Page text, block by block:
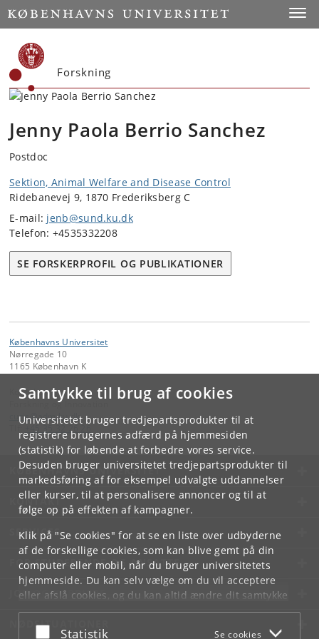
Samtykke til brug af cookies
Universitetet bruger tredjepartsprodukter til at
registrere brugernes adfærd på hjemmesiden
(statistik) for løbende at forbedre vores service.
Desuden bruger universitetet tredjepartsprodukter til
markedsføring af for eksempel udvalgte uddannelser
eller kurser, til at personalisere annoncer og til at
følge op på effekten af kampagner.
Klik på "Se cookies" for at se en liste over udbyderne
af de forskellige cookies, som kan blive gemt på din
computer eller mobil, når du bruger universitetets
hjemmeside. Du kan selv vælge om du vil acceptere
eller afslå cookies, og du kan altid ændre dit samtykke
underCookie- og privatlivspolitiksom du finder i
bunden af hver side.
Acceptér eller afslå
Statistik Se cookies
Start
Forskning
Jenny Paola Berrio Sanchez
Postdoc
Sektion, Animal Welfare and Disease Control
Ridebanevej 9, 1870 Frederiksberg C
E-mail: jenb@sund.ku.dk
Telefon: +4535332208
SE FORSKERPROFIL OG PUBLIKATIONER
Københavns Universitet
Nørregade 10
1165 København K
Kontakt:
Forskning og Innovation
curis@adm.ku.dk
KØBENHAVNS UNIVERSITET
KONTAKT
SERVICES
FOR STUDERENDE OG ANSATTE
JOB OG KARRIERE
NØDSITUATIONER